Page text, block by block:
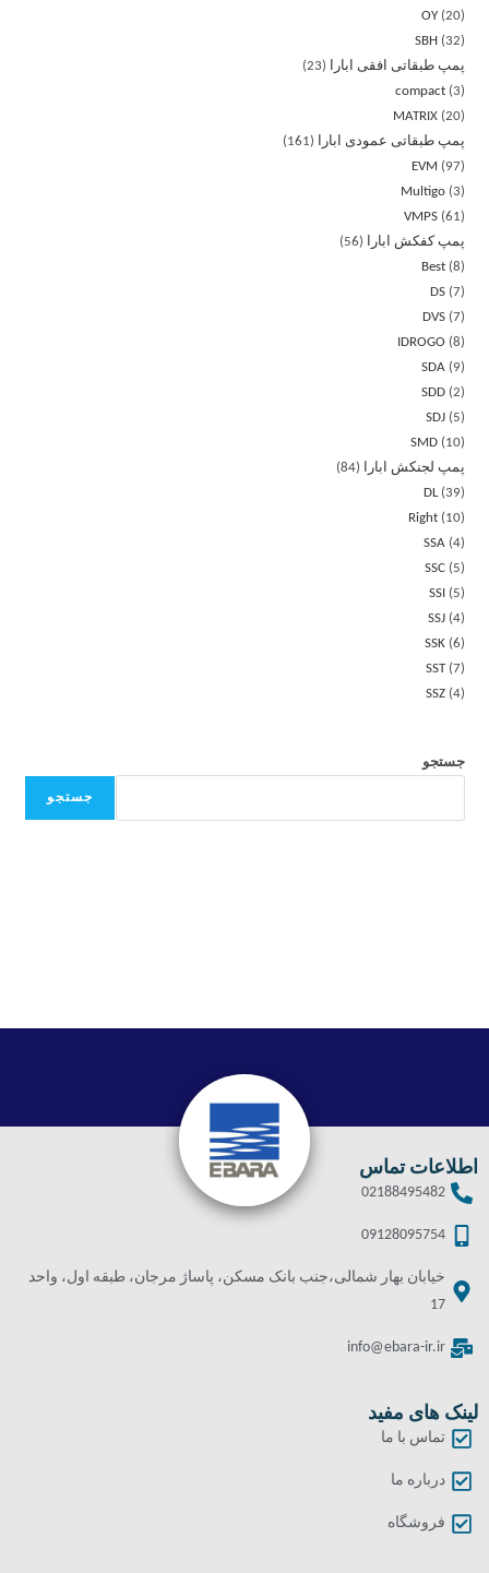
OY 20
SBH
32
پمپ طبقاتی افقی ابارا
23
compact 3
MATRIX 20
پمپ طبقاتی عمودی ابارا
161
EVM
97
Multigo 3
VMPS 61
پمپ کفکش ابارا
56
Best 8
DS 7
DVS 7
IDROGO
8
SDA
9
SDD 2
SDJ
5
SMD
10
پمپ لجنکش ابارا
84
DL 39
Right
10
SSA 4
SSC
5
SSI
5
SSJ 4
SSK 6
SST 7
SSZ 4
جستجو
جستجو
اطلاعات تماس
02188495482
09128095754
خیابان بهار شمالی،جنب بانک مسکن، پاساژ مرجان، طبقه اول، واحد
17
info@ebara-ir.ir
لینک های مفید
تماس با ما
درباره ما
فروشگاه